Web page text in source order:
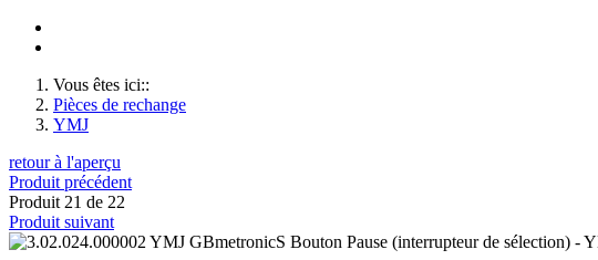
Vous êtes ici::
Pièces de rechange
YMJ
retour à l'aperçu
Produit précédent
Produit 21 de 22
Produit suivant